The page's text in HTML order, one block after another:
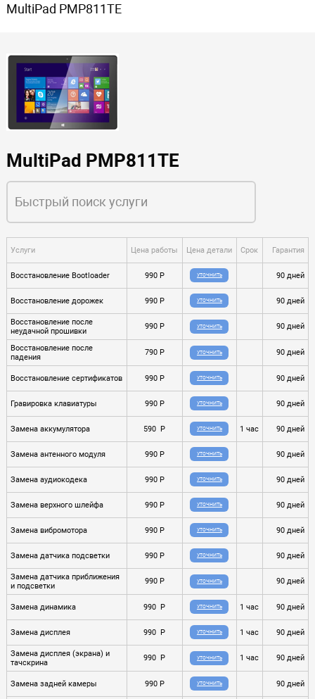
MultiPad PMP811TE
MultiPad PMP811TE
Услуги Цена работы Цена детали Срок Гарантия
Восстановление Bootloader 990 P УТОЧНИТЬ 90 дней
Восстановление дорожек 990 P УТОЧНИТЬ 90 дней
Восстановление после
неудачной прошивки
990 P УТОЧНИТЬ 90 дней
Восстановление после
падения
790 P УТОЧНИТЬ 90 дней
Восстановление сертификатов 990 P УТОЧНИТЬ 90 дней
Гравировка клавиатуры 990 P УТОЧНИТЬ 90 дней
Замена аккумулятора 590 P УТОЧНИТЬ 1 час 90 дней
Замена антенного модуля 990 P УТОЧНИТЬ 90 дней
Замена аудиокодека 990 P УТОЧНИТЬ 90 дней
Замена верхного шлейфа 990 P УТОЧНИТЬ 90 дней
Замена вибромотора 990 P УТОЧНИТЬ 90 дней
Замена датчика подсветки 990 P УТОЧНИТЬ 90 дней
Замена датчика приближения
и подсветки
990 P УТОЧНИТЬ 90 дней
Замена динамика 990 P УТОЧНИТЬ 1 час 90 дней
Замена дисплея 990 P УТОЧНИТЬ 1 час 90 дней
Замена дисплея (экрана) и
тачскрина
990 P УТОЧНИТЬ 1 час 90 дней
Замена задней камеры 990 P УТОЧНИТЬ 90 дней